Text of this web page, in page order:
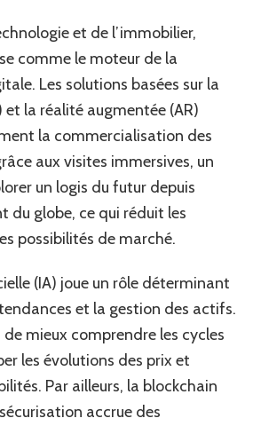
et de l’immobilier,
comme le moteur de la
Les solutions basées sur la
et la réalité augmentée (AR)
la commercialisation des
aux visites immersives, un
un logis du futur depuis
du globe, ce qui réduit les
possibilités de marché.
(IA) joue un rôle déterminant
et la gestion des actifs.
mieux comprendre les cycles
les évolutions des prix et
Par ailleurs, la blockchain
accrue des